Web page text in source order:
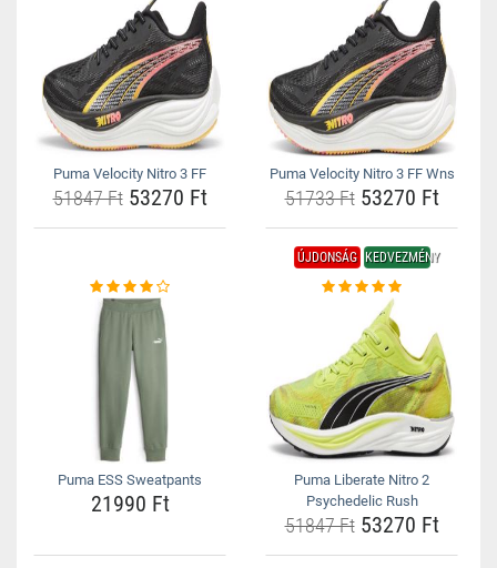
Puma Velocity Nitro 3 FF
51847 Ft53270 Ft
Puma Velocity Nitro 3 FF Wns
51733 Ft53270 Ft
Puma ESS Sweatpants
21990 Ft
ÚJDONSÁG KEDVEZMÉNY
Puma Liberate Nitro 2
Psychedelic Rush
51847 Ft53270 Ft